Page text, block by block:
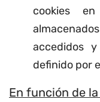
cookies
accedidos
definido por
En función de